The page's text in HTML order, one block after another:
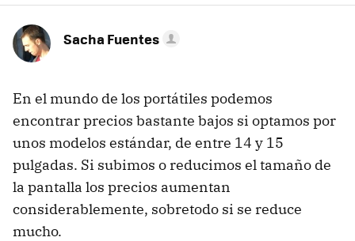
Sacha Fuentes
En el mundo de los portátiles podemos
encontrar precios bastante bajos si optamos por
unos modelos estándar, de entre 14 y 15
pulgadas. Si subimos o reducimos el tamaño de
la pantalla los precios aumentan
considerablemente, sobretodo si se reduce
mucho.